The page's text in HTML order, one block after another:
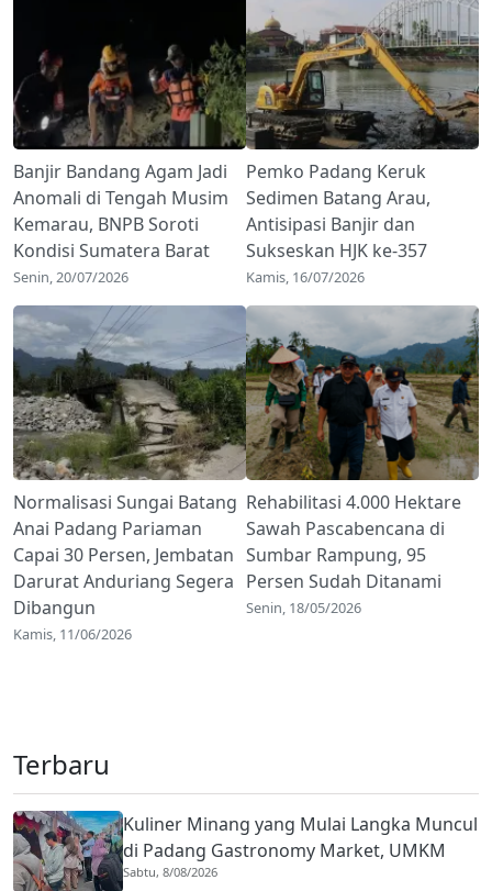
Banjir Bandang Agam Jadi
Anomali di Tengah Musim
Kemarau, BNPB Soroti
Kondisi Sumatera Barat
Senin, 20/07/2026
Pemko Padang Keruk
Sedimen Batang Arau,
Antisipasi Banjir dan
Sukseskan HJK ke-357
Kamis, 16/07/2026
Normalisasi Sungai Batang
Anai Padang Pariaman
Capai 30 Persen, Jembatan
Darurat Anduriang Segera
Dibangun
Kamis, 11/06/2026
Rehabilitasi 4.000 Hektare
Sawah Pascabencana di
Sumbar Rampung, 95
Persen Sudah Ditanami
Senin, 18/05/2026
Terbaru
Kuliner Minang yang Mulai Langka Muncul
di Padang Gastronomy Market, UMKM
Ikut Ketiban Berkah
Sabtu, 8/08/2026